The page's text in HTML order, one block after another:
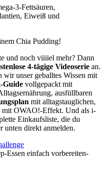
3-Fettsäuren,
Eiweiß und
Chia Pudding!
und noch viiiiel mehr? Dann
4-tägige Videoserie an.
wir unser geballtes Wissen mit
Guide vollgepackt mit
ausfüllbaren
mit alltagstauglichen,
mit OWAO!-Effekt. Und als i-
Einkaufsliste, die du
unten direkt anmelden.